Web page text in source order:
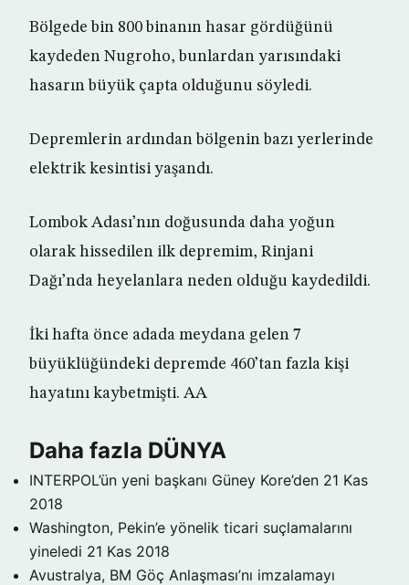
Bölgede bin 800 binanın hasar gördüğünü
kaydeden Nugroho, bunlardan yarısındaki
hasarın büyük çapta olduğunu söyledi.
Depremlerin ardından bölgenin bazı yerlerinde
elektrik kesintisi yaşandı.
Lombok Adası’nın doğusunda daha yoğun
olarak hissedilen ilk depremim, Rinjani
Dağı’nda heyelanlara neden olduğu kaydedildi.
İki hafta önce adada meydana gelen 7
büyüklüğündeki depremde 460’tan fazla kişi
hayatını kaybetmişti. AA
Daha fazla DÜNYA
INTERPOL’ün yeni başkanı Güney Kore’den 21 Kas
2018
Washington, Pekin’e yönelik ticari suçlamalarını
yineledi 21 Kas 2018
Avustralya, BM Göç Anlaşması’nı imzalamayı